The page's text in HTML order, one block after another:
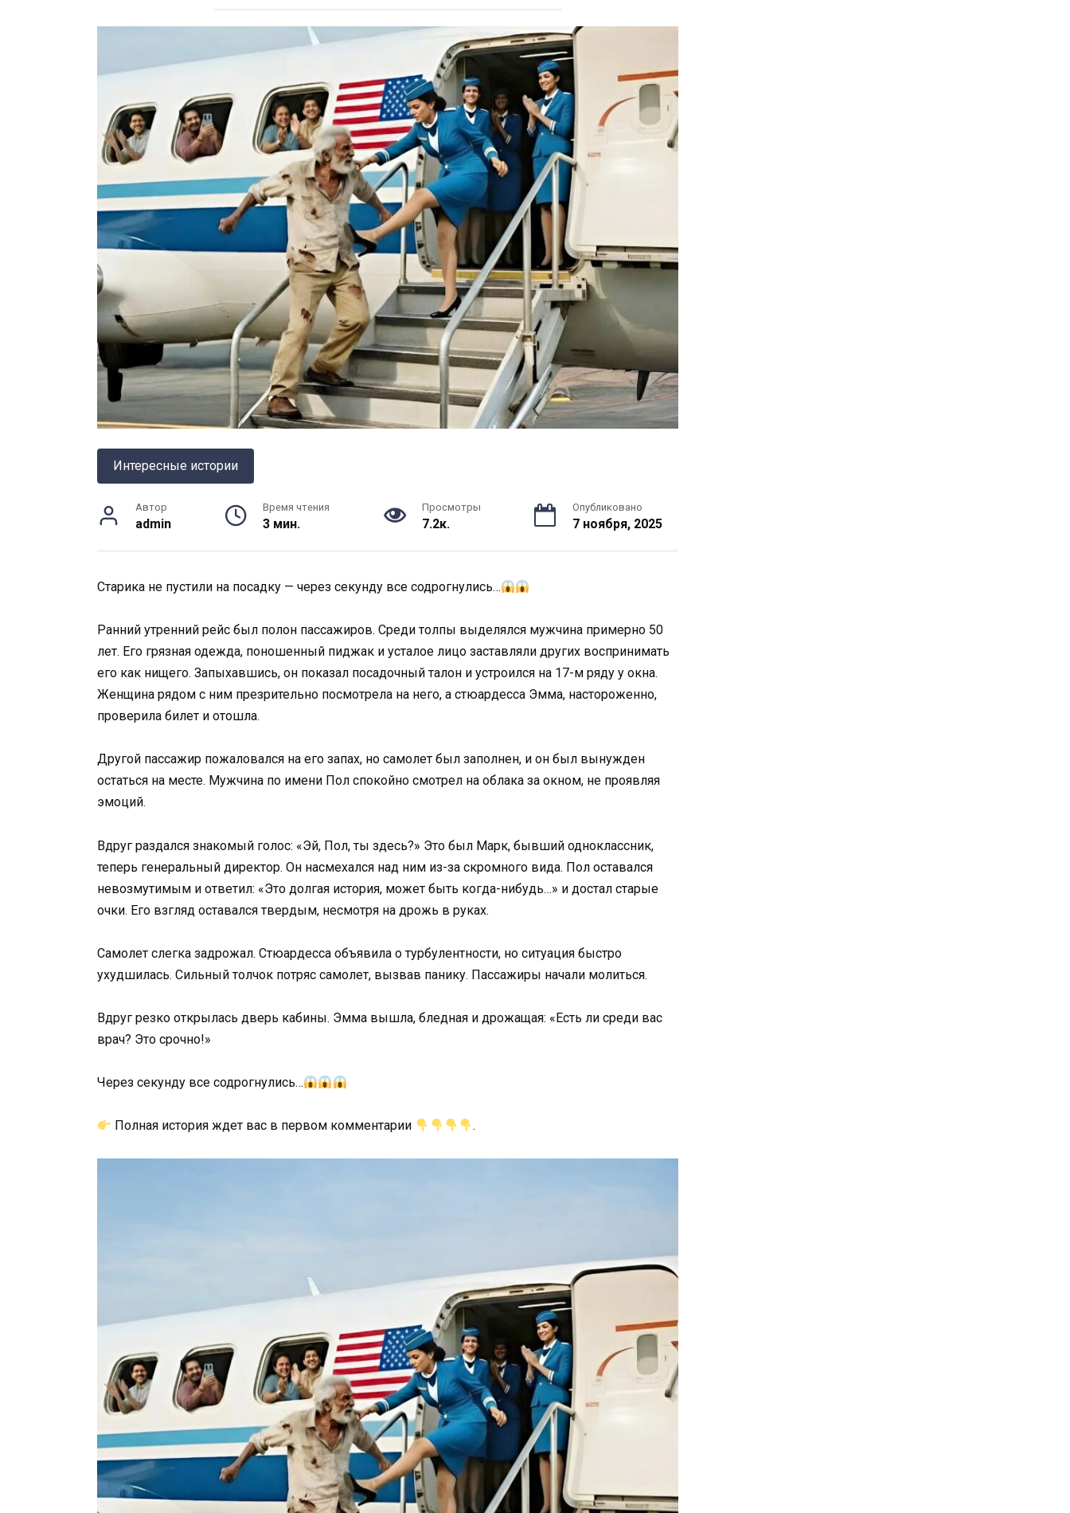
Интересные истории
Автор
admin
Время чтения
3 мин.
Просмотры
7.2к.
Опубликовано
7 ноября, 2025
Старика не пустили на посадку — через секунду все содрогнулись…
Ранний утренний рейс был полон пассажиров. Среди толпы выделялся мужчина примерно 50
лет. Его грязная одежда, поношенный пиджак и усталое лицо заставляли других воспринимать
его как нищего. Запыхавшись, он показал посадочный талон и устроился на 17-м ряду у окна.
Женщина рядом с ним презрительно посмотрела на него, а стюардесса Эмма, настороженно,
проверила билет и отошла.
Другой пассажир пожаловался на его запах, но самолет был заполнен, и он был вынужден
остаться на месте. Мужчина по имени Пол спокойно смотрел на облака за окном, не проявляя
эмоций.
Вдруг раздался знакомый голос: «Эй, Пол, ты здесь?» Это был Марк, бывший одноклассник,
теперь генеральный директор. Он насмехался над ним из-за скромного вида. Пол оставался
невозмутимым и ответил: «Это долгая история, может быть когда-нибудь…» и достал старые
очки. Его взгляд оставался твердым, несмотря на дрожь в руках.
Самолет слегка задрожал. Стюардесса объявила о турбулентности, но ситуация быстро
ухудшилась. Сильный толчок потряс самолет, вызвав панику. Пассажиры начали молиться.
Вдруг резко открылась дверь кабины. Эмма вышла, бледная и дрожащая: «Есть ли среди вас
врач? Это срочно!»
Через секунду все содрогнулись…
Полная история ждет вас в первом комментарии .